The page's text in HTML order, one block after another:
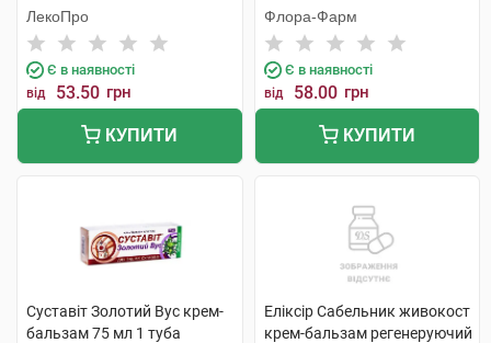
ЛекоПро
Є в наявності
від 53.50 грн
КУПИТИ
Флора-Фарм
Є в наявності
від 58.00 грн
КУПИТИ
Суставіт Золотий Вус крем-
бальзам 75 мл 1 туба
Еліксір Сабельник живокост
крем-бальзам регенеруючий